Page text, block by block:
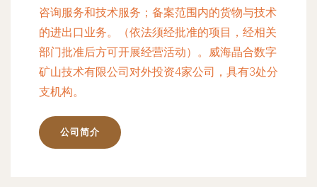
咨询服务和技术服务；备案范围内的货物与技术
的进出口业务。（依法须经批准的项目，经相关
部门批准后方可开展经营活动）。威海晶合数字
矿山技术有限公司对外投资4家公司，具有3处分
支机构。
公司简介